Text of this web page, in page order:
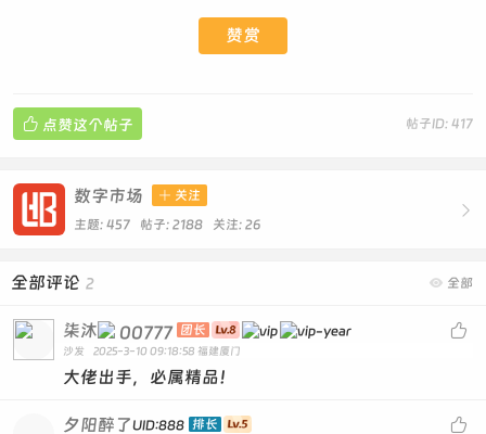
1040545--靓号--17级--550元 会4 漂亮双回旋 0违规
1485626--5级--普号--750元 回旋尾
1496205--靓号--0级--430元 干净0违规
2037394--5级--普号--750元
2214927--0级--普号--750元
2241930--1级--普号--750元
2372727--普号--1级--2250元 0违规 237组合ABCACAC
2392826--普号--18级--680元 0违规 回旋 棍子类型
赞赏
帖子ID: 417
 点赞这个帖子

数字市场  关注
主题: 457 帖子: 2188 关注: 26
 全部
全部评论 2

柒沐 00777 团长
沙发 2025-3-10 09:18:58 福建厦门
大佬出手，必属精品！

夕阳醉了UID:888 排长